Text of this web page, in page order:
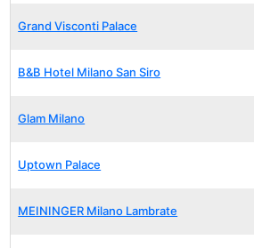
Grand Visconti Palace
B&B Hotel Milano San Siro
Glam Milano
Uptown Palace
MEININGER Milano Lambrate